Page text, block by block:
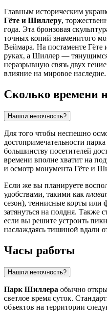
Главным историческим
Гёте и Шиллеру,
года. Эта бронзовая
точных копий знаменитого
Веймара. На постаменте Гёте
руках, а Шиллер —
неразрывную связь двух
влияние на мировое наследие.
Сколько времени
Нашли неточность?
Для того чтобы неспешно
достопримечательности
большинству посетителей
времени вполне хватит на
и осмотр монумента Гёте и
Если же вы планируете
удобствами, такими как
сезон), теннисные корты или
затянуться на полдня. Также
если вы решите устроить
наслаждаясь тишиной вдали
Часы работы
Нашли неточность?
Парк Шиллера обычно
светлое время суток.
объектов на территории